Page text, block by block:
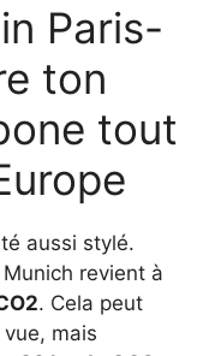
Paris-
ton
tout
aussi stylé.
revient à
. Cela peut
mais